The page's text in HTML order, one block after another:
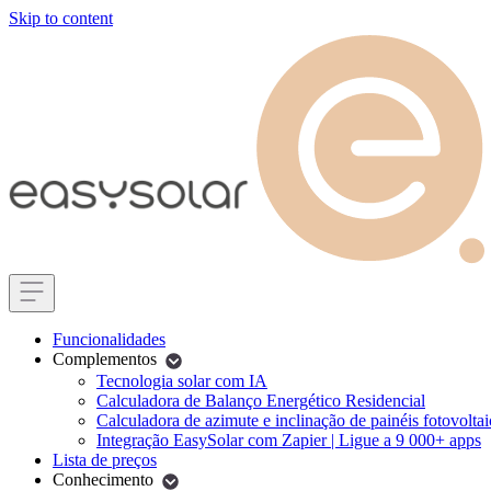
Skip to content
Funcionalidades
Complementos
Tecnologia solar com IA
Calculadora de Balanço Energético Residencial
Calculadora de azimute e inclinação de painéis
Integração EasySolar com Zapier | Ligue a 9 000+ apps
Lista de preços
Conhecimento